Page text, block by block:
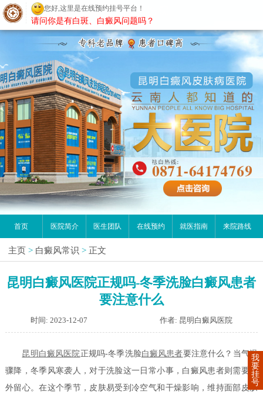
昆明白癜风医院
首页 医院简介 医生团队 在线预约 就医指南 来院路线
主页 > 白癜风常识 > 正文
昆明白癜风医院正规吗-冬季洗脸白癜风患者
要注意什么
时间: 2023-12-07 作者: 昆明白癜风医院
昆明白癜风医院正规吗-冬季洗脸白癜风患者要注意什么？当气温
骤降，冬季风寒袭人，对于洗脸这一日常小事，白癜风患者则需要格
外留心。在这个季节，皮肤易受到冷空气和干燥影响，维持面部皮肤
我
要
挂
号
您好,这里是在线预约挂号平台！
请问你是有白斑、白癜风问题吗？